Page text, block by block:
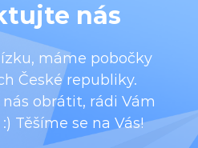
nás
máme pobočky
České republiky.
obrátit, rádi Vám
Těšíme se na Vás!